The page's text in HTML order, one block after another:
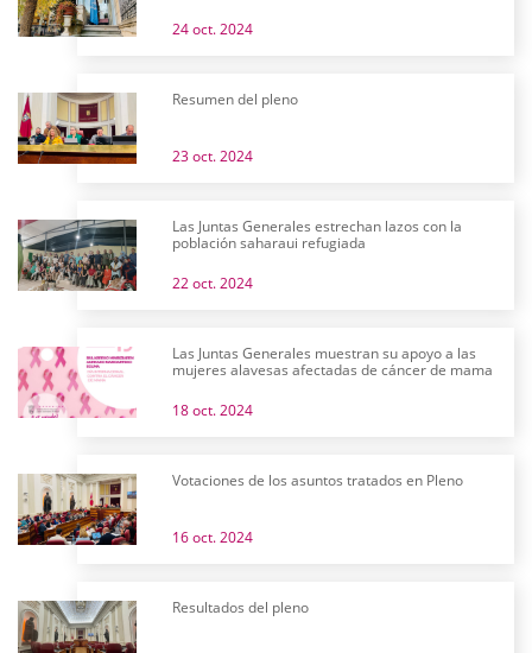
24 oct. 2024
Resumen del pleno
23 oct. 2024
Las Juntas Generales estrechan lazos con la
población saharaui refugiada
22 oct. 2024
Las Juntas Generales muestran su apoyo a las
mujeres alavesas afectadas de cáncer de mama
18 oct. 2024
Votaciones de los asuntos tratados en Pleno
16 oct. 2024
Resultados del pleno